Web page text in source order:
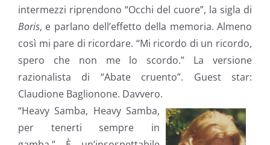
intermezzi riprendono “Occhi del cuore”, la sigla di
Boris, e parlano dell’effetto della memoria. Almeno
così mi pare di ricordare. “Mi ricordo di un ricordo,
spero che non me lo scordo.” La versione
razionalista di “Abate cruento”. Guest star:
Claudione Baglionone. Davvero.
“Heavy Samba, Heavy Samba,
per tenerti sempre in